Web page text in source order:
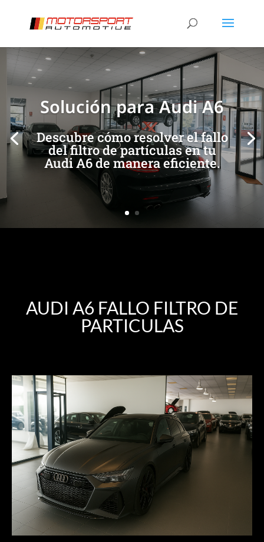
Solución para Audi A6
Descubre cómo resolver el fallo
del filtro de partículas en tu
Audi A6 de manera eficiente.
[/et_pb_slide] [/et_pb_slide]
AUDI A6 FALLO FILTRO DE
PARTICULAS